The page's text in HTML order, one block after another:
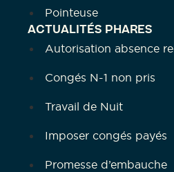
Pointeuse
ACTUALITÉS PHARES
Autorisation absence
Congés N-1 non pris
Travail de Nuit
Imposer congés payés
Promesse d’embauche